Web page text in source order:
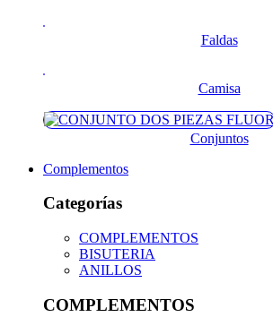
Faldas
Camisa
Conjuntos
Complementos
Categorías
COMPLEMENTOS
BISUTERIA
ANILLOS
COMPLEMENTOS